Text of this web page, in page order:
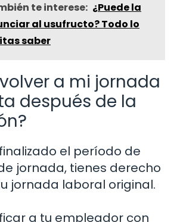
te interese: ¿Puede la
al usufructo? Todo lo
saber
a mi jornada
después de la
el período de
jornada, tienes derecho
jornada laboral original.
a tu empleador con